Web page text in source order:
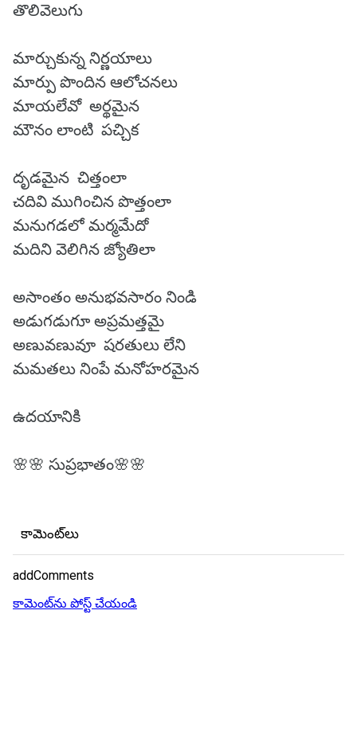
తొలివెలుగు
మార్చుకున్న నిర్ణయాలు
మార్పు పొందిన ఆలోచనలు
మాయలేవో అర్థమైన
మౌనం లాంటి పచ్చిక
దృడమైన చిత్తంలా
చదివి ముగించిన పొత్తంలా
మనుగడలో మర్మమేదో
మదిని వెలిగిన జ్యోతిలా
అసాంతం అనుభవసారం నిండి
అడుగడుగూ అప్రమత్తమై
అణువణువూ షరతులు లేని
మమతలు నింపే మనోహరమైన
ఉదయానికి
🌸🌸 సుప్రభాతం🌸🌸
కామెంట్‌లు
addComments
కామెంట్‌ను పోస్ట్ చేయండి